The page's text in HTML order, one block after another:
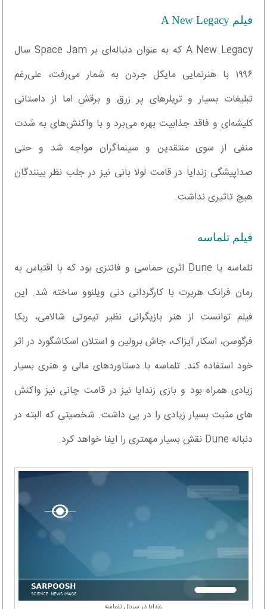
فیلم A New Legacy
A New Legacy که به عنوان دنباله‌ای بر Space Jam سال
۱۹۹۶ با هنرنمایی مایکل جردن به شمار می‌رفت، علی‌رغم
تبلیغات بسیار و تریلرهای پر زرق و برقش اما از داستانی
کلیشه‌ای و فاقد جذابیت بهره می‌برد و با واکنش‌های به شدت
منفی از سوی منتقدین و سینماگران مواجه شد و حتی
صداپیشگی زندایا در قامت لولا بانی نیز در جلب نظر بینندگان
هیچ تاثیری نداشت.
فیلم تلماسه
تلماسه یا Dune اثری حماسی و فانتزی بود که با اقتباس به
رمان فرانک هربرت با کارگردانی دنی ویلنوو ساخته شد. این
فیلم توانست از هنر بازیگرانی نظیر تیموتی شالامی، ربکا
فرگوسن، اسکار آیزاک، جاش برولین و استلان اسکاشگورد در اثر
خود استفاده کند. تلماسه با دستاوردهای مالی و هنری بسیار
زیادی همراه بود و بازی زندایا نیز در قامت چانی نیز واکنش
های مثبت بسیار زیادی را در پی داشت. شخصیتی که البته در
دنباله Dune نقش بسیار مهمتری را ایفا خواهد کرد.